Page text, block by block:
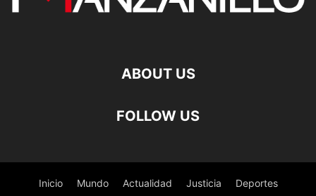
ABOUT US
FOLLOW US
Inicio Mundo Actualidad Justicia Deportes